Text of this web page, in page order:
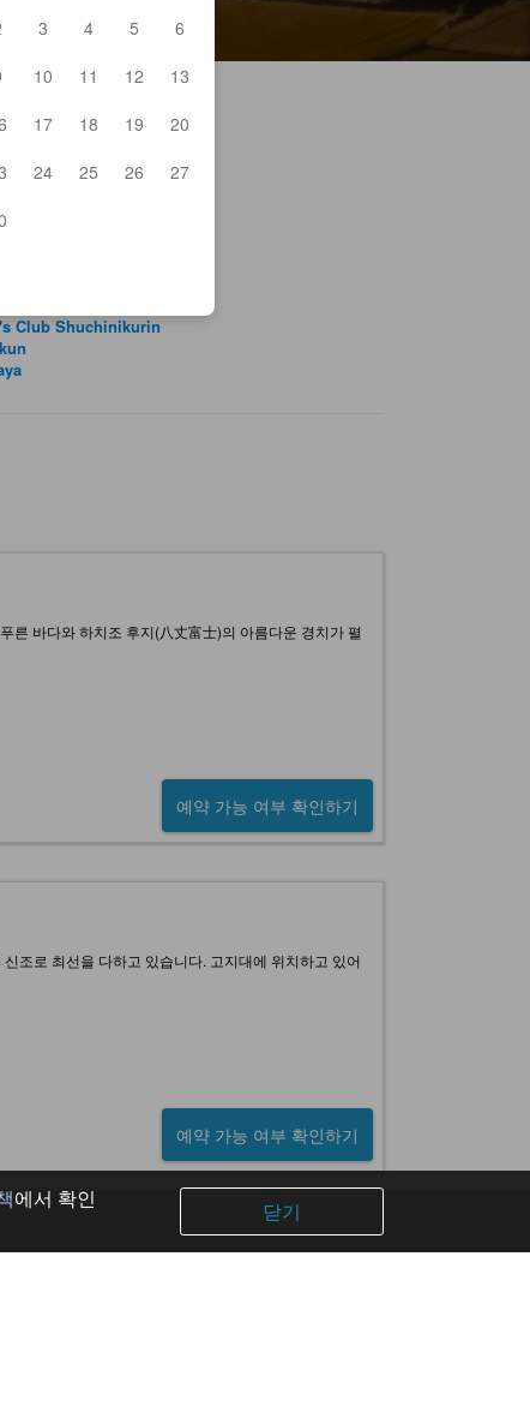
3 4 5
6
10 11 12
13
17 18 19
20
24 25 26
27
Himono Shokudo
Club Shuchinikurin
른 바다와 하치조 후지(八丈富士)의 아름다운 경치가 펼
예약 가능 여부 확인하기
조로 최선을 다하고 있습니다. 고지대에 위치하고 있어
예약 가능 여부 확인하기
에서 확인
닫기